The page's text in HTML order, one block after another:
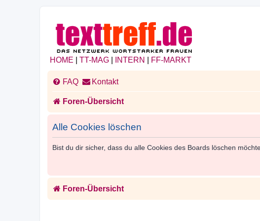
HOME TT-MAG INTERN FF-MARKT
FAQ Kontakt
Foren-Übersicht
Alle Cookies löschen
Bist du dir sicher, dass du alle Cookies des Boards löschen
Foren-Übersicht